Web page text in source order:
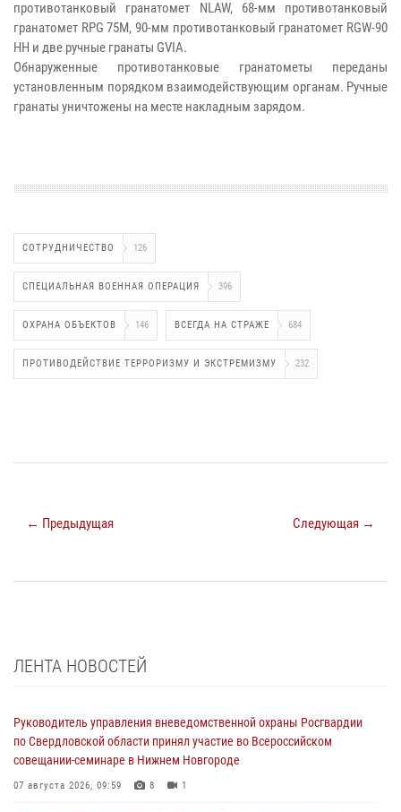
противотанковый гранатомет NLAW, 68-мм противотанковый
гранатомет RPG 75M, 90-мм противотанковый гранатомет RGW-90
HH и две ручные гранаты GVIA.
Обнаруженные противотанковые гранатометы переданы
установленным порядком взаимодействующим органам. Ручные
гранаты уничтожены на месте накладным зарядом.
СОТРУДНИЧЕСТВО 126
СПЕЦИАЛЬНАЯ ВОЕННАЯ ОПЕРАЦИЯ 396
ОХРАНА ОБЪЕКТОВ 146 ВСЕГДА НА СТРАЖЕ 684
ПРОТИВОДЕЙСТВИЕ ТЕРРОРИЗМУ И ЭКСТРЕМИЗМУ 232
← Предыдущая Следующая →
ЛЕНТА НОВОСТЕЙ
Руководитель управления вневедомственной охраны Росгвардии
по Свердловской области принял участие во Всероссийском
совещании-семинаре в Нижнем Новгороде
07 августа 2026, 09:59 8 1